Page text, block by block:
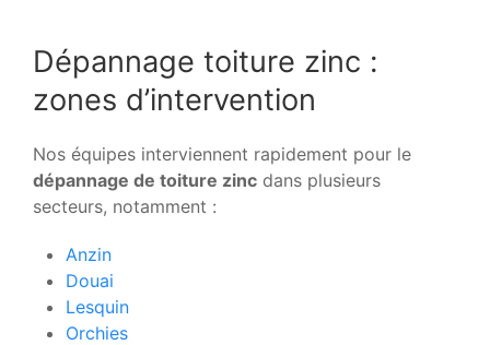
Dépannage toiture zinc :
zones d’intervention
Nos équipes interviennent rapidement pour le
dépannage de toiture zinc dans plusieurs
secteurs, notamment :
Anzin
Douai
Lesquin
Orchies